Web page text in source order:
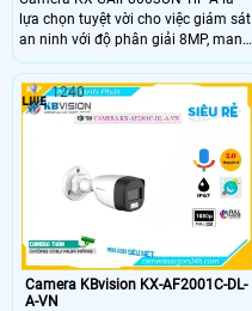
lựa chọn tuyệt vời cho việc giám sát
an ninh với độ phân giải 8MP, mang
lại hình ảnh rõ nét. Với khả năng
báo động chủ động bằng đèn led
xanh đỏ và còi hú 110dB, camera
đảm bảo phát hiện và cảnh báo khi
Camera KBvision KX-AF2001C-DL-
A-VN
1240